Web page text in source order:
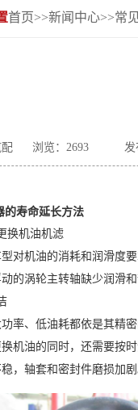
首页>>新闻中心>>常
浏览： 2693 发
的寿命延长方法
换机油机滤
对机油的消耗和润滑度
的涡轮主转轴缺少润滑
率、低油耗都依是其精
机油的同时，还需要按
，轴套和密封件磨损加剧